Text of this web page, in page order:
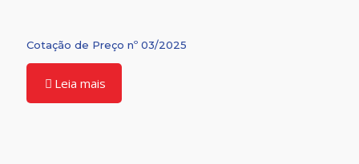
Cotação de Preço nº 03/2025
Leia mais